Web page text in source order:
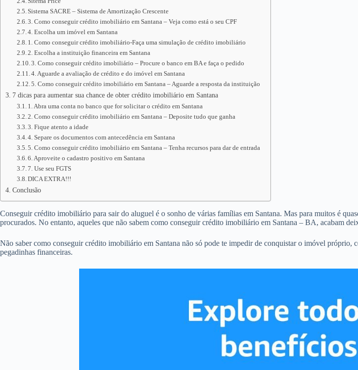
Sistema SACRE – Sistema de Amortização Crescente
3. Como conseguir crédito imobiliário em Santana – Veja como está o seu CPF
4. Escolha um imóvel em Santana
1. Como conseguir crédito imobiliário-Faça uma simulação de crédito imobiliário
2. Escolha a instituição financeira em Santana
3. Como conseguir crédito imobiliário – Procure o banco em BA e faça o pedido
4. Aguarde a avaliação de crédito e do imóvel em Santana
5. Como conseguir crédito imobiliário em Santana – Aguarde a resposta da instituição
7 dicas para aumentar sua chance de obter crédito imobiliário em Santana
1. Abra uma conta no banco que for solicitar o crédito em Santana
2. Como conseguir crédito imobiliário em Santana – Deposite tudo que ganha
3. Fique atento a idade
4. Separe os documentos com antecedência em Santana
5. Como conseguir crédito imobiliário em Santana – Tenha recursos para dar de entrada
6. Aproveite o cadastro positivo em Santana
7. Use seu FGTS
DICA EXTRA!!!
Conclusão
Conseguir crédito imobiliário para sair do aluguel é o sonho de várias famílias em Santana. Mas para muitos é
procurados. No entanto, aqueles que não sabem como conseguir crédito imobiliário em Santana – BA, acabam
Não saber como conseguir crédito imobiliário em Santana não só pode te impedir de conquistar o imóvel próprio,
pegadinhas financeiras.